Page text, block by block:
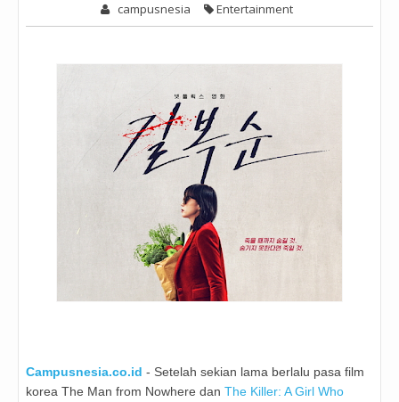
campusnesia Entertainment
Campusnesia.co.id - Setelah sekian lama berlalu pasa film
korea The Man from Nowhere dan The Killer: A Girl Who